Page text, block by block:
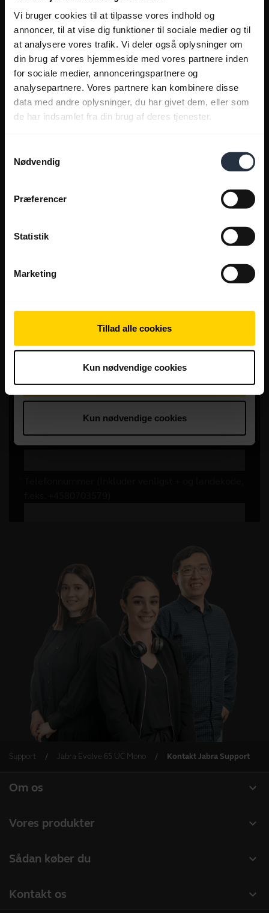
Vi bruger cookies til at tilpasse vores indhold og
annoncer, til at vise dig funktioner til sociale medier og til
at analysere vores trafik. Vi deler også oplysninger om
din brug af vores hjemmeside med vores partnere inden
for sociale medier, annonceringspartnere og
analysepartnere. Vores partnere kan kombinere disse
data med andre oplysninger, du har givet dem, eller som
de har indsamlet fra din brug af deres tjenester.
Nødvendig
Præferencer
Statistik
Marketing
Tillad alle cookies
Kun nødvendige cookies
Support Jabra Evolve 65 UC Mono Kontakt Jabra Support
expand_more
Om os
Bæredygtighed
expand_more
Vores produkter
Konferencekameraer
expand_more
Sådan køber du
expand_more
Kontakt os